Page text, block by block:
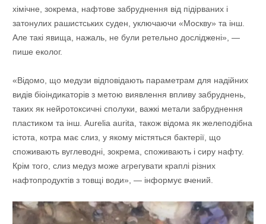
хімічне, зокрема, нафтове забруднення від підірваних і
затонулих рашистських суден, уключаючи «Москву» та інш.
Але такі явища, нажаль, не були ретельно досліджені», —
пише еколог.
«Відомо, що медузи відповідають параметрам для надійних
видів біоіндикаторів з метою виявлення впливу забруднень,
таких як нейротоксичні сполуки, важкі метали забруднення
пластиком та інш. Aurelia aurita, також відома як желеподібна
істота, котра має слиз, у якому містяться бактерії, що
споживають вуглеводні, зокрема, споживають і сиру нафту.
Крім того, слиз медуз може агрегувати краплі різних
нафтопродуктів з товщі води», — інформує вчений.